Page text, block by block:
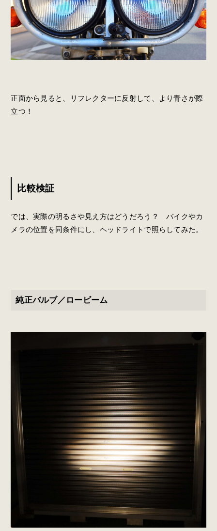
正面から見ると、リフレクターに反射して、より青さが際
立つ！
比較検証
では、実際の明るさや見え方はどうだろう？ バイクやカ
メラの位置を同条件にし、ヘッドライトで照らしてみた。
純正バルブ／ロービーム